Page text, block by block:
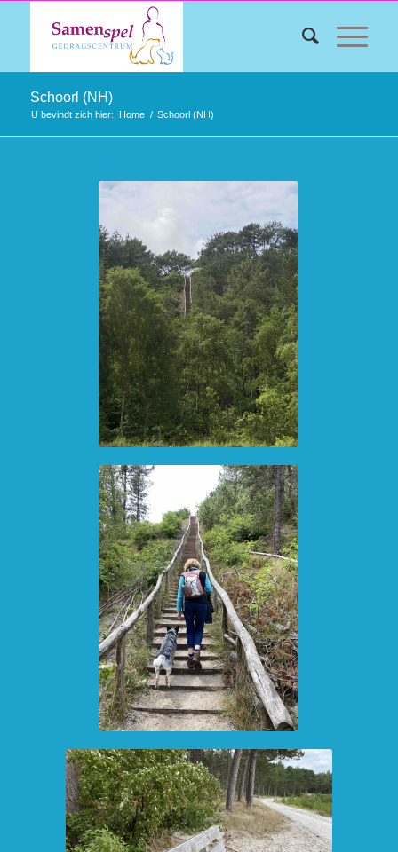
Schoorl (NH)
U bevindt zich hier: Home / Schoorl (NH)